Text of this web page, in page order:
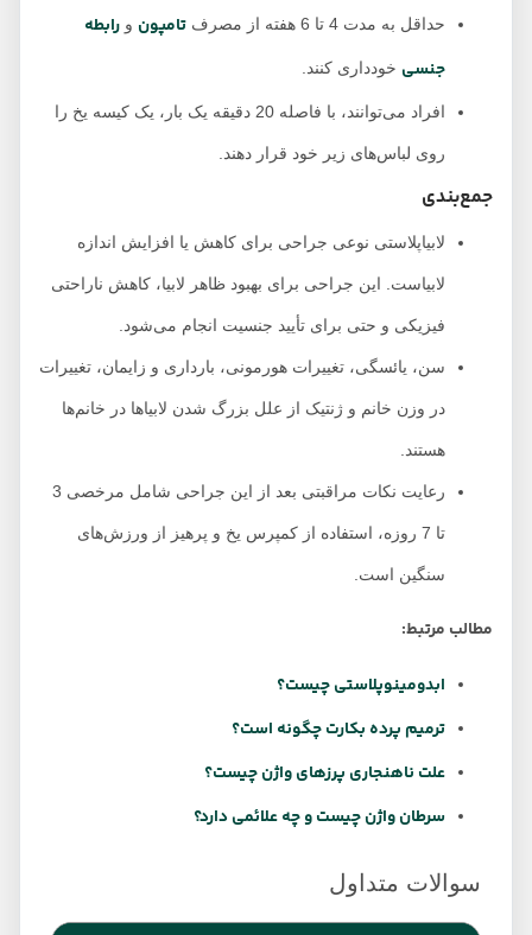
حداقل به مدت 4 تا 6 هفته از مصرف تامپونورابطه
جنسیخودداری کنند.
افراد می‌توانند، با فاصله 20 دقیقه یک بار، یک کیسه یخ را
روی لباس‌های زیر خود قرار دهند.
جمع‌بندی
لابیاپلاستی نوعی جراحی برای کاهش یا افزایش اندازه
لابیاست. این جراحی برای بهبود ظاهر لابیا، کاهش ناراحتی
فیزیکی و حتی برای تأیید جنسیت انجام می‌شود.
سن، یائسگی، تغییرات هورمونی، بارداری و زایمان، تغییرات
در وزن خانم و ژنتیک از علل بزرگ شدن لابیاها در خانم‌ها
هستند.
رعایت نکات مراقبتی بعد از این جراحی شامل مرخصی 3
تا 7 روزه، استفاده از کمپرس یخ و پرهیز از ورزش‌های
سنگین است.
مطالب مرتبط:
ابدومینوپلاستی چیست؟
ترمیم پرده بکارت چگونه است؟
علت ناهنجاری پرزهای واژن چیست؟
سرطان واژن چیست و چه علائمی دارد؟